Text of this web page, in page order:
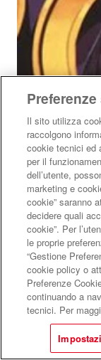
Franca
no
Le alunne della
donna che si
ARCIPELAGO
Istituto
BAMBINI E
Il sito utilizza
raccolgono
cookie tecnici ed
per il
dell’utente,
marketing e
cookie” saranno
decidere quali
cookie”. Per
le proprie
“Gestione
cookie policy o
Preferenze
continuando a
tecnici. Per